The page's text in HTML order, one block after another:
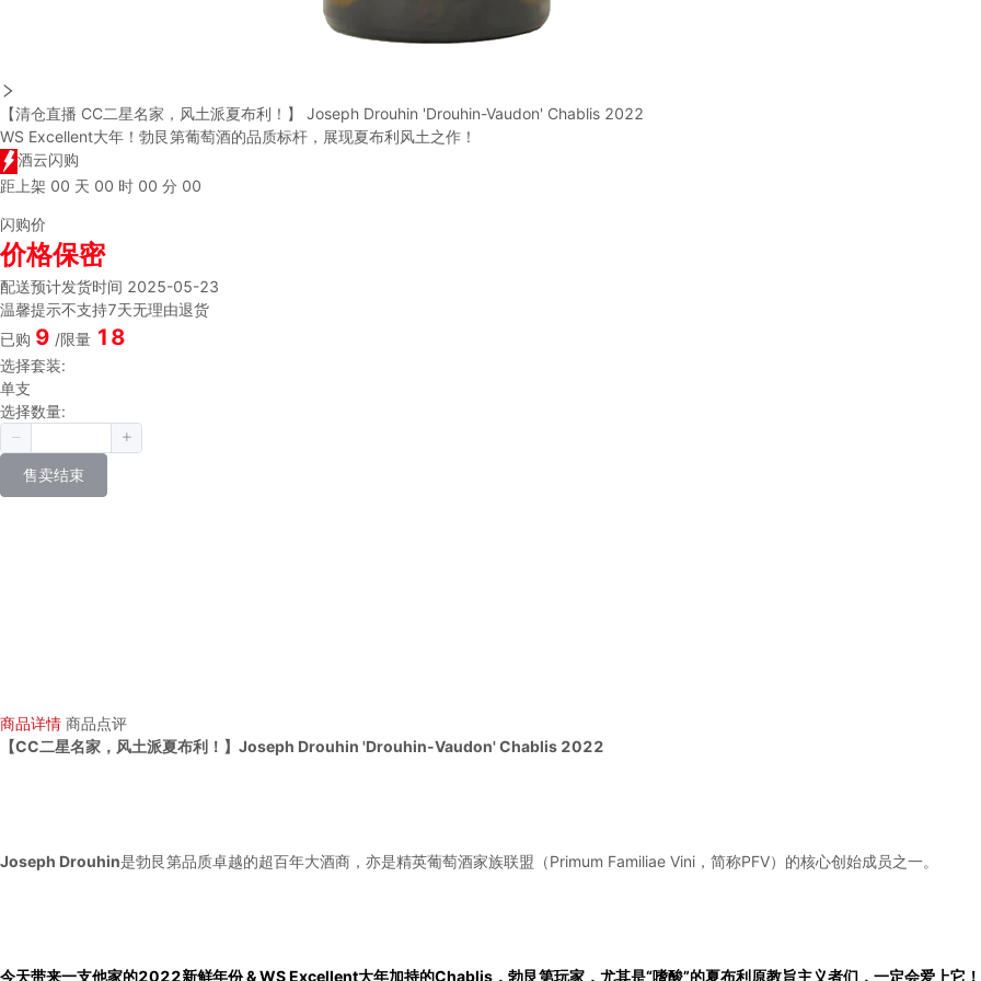
【清仓直播 CC二星名家，风土派夏布利！】 Joseph Drouhin 'Drouhin-Vaudon' Chablis 2022
WS Excellent大年！勃艮第葡萄酒的品质标杆，展现夏布利风土之作！
酒云闪购
距上架 00 天 00 时 00 分 00
闪购价
价格保密
配送预计发货时间 2025-05-23
温馨提示不支持7天无理由退货
已购 9 /限量 18
选择套装:
单支
选择数量:
售卖结束
商品详情 商品点评
【CC二星名家，风土派夏布利！】Joseph Drouhin 'Drouhin-Vaudon' Chablis 2022
Joseph Drouhin是勃艮第品质卓越的超百年大酒商，亦是精英葡萄酒家族联盟（Primum Familiae Vini，简称PFV）的核心创始成员之一。
今天带来一支他家的2022新鲜年份 & WS Excellent大年加持的Chablis，勃艮第玩家，尤其是“嗜酸”的夏布利原教旨主义者们，一定会爱上它！